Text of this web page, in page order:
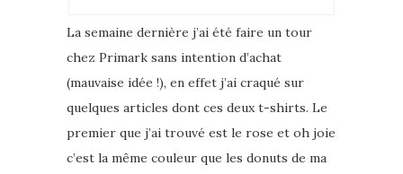
La semaine dernière j’ai été faire un tour
chez Primark sans intention d’achat
(mauvaise idée !), en effet j’ai craqué sur
quelques articles dont ces deux t-shirts. Le
premier que j’ai trouvé est le rose et oh joie
c’est la même couleur que les donuts de ma